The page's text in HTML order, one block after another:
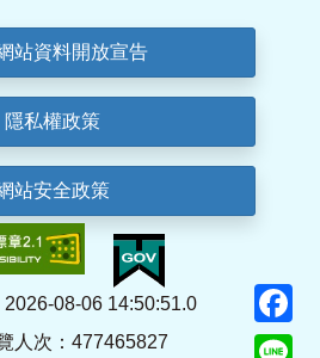
站資料開放宣告
隱私權政策
站安全政策
08-06 14:50:51.0
人次：477465827